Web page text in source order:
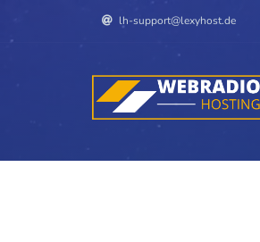
lh-support@lexyhost.de